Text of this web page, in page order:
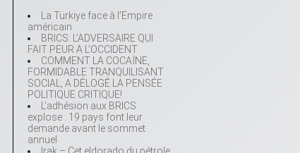
La Türkiye face à l’Empire
américain
BRICS: L’ADVERSAIRE QUI
FAIT PEUR A L’OCCIDENT
COMMENT LA COCAÏNE,
FORMIDABLE TRANQUILISANT
SOCIAL, A DÉLOGÉ LA PENSÉE
POLITIQUE CRITIQUE!
L’adhésion aux BRICS
explose : 19 pays font leur
demande avant le sommet
annuel